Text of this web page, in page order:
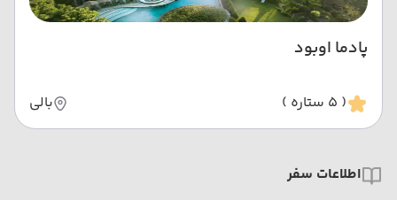
پادما اوبود
( 5 ستاره ) بالی
اطلاعات سفر